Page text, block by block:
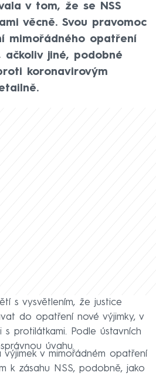
v tom, že se NSS
věcně. Svou pravomoc
mimořádného opatření
jiné, podobné
koronavirovým
s vysvětlením, že justice
do opatření nové výjimky, v
protilátkami. Podle ústavních
úvahu.
v mimořádném opatření
k zásahu NSS, podobně, jako